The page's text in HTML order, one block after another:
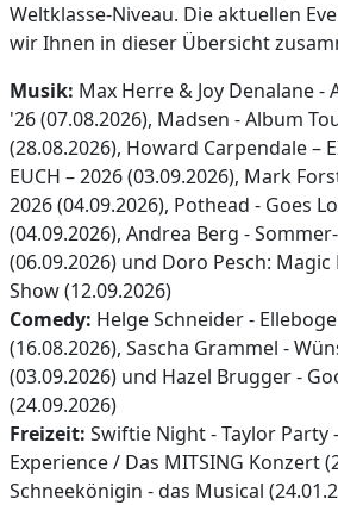
Weltklasse-Niveau. Die aktuellen
wir Ihnen in dieser Übersicht
Musik: Max Herre & Joy Denalane -
'26 (07.08.2026), Madsen - Album
(28.08.2026), Howard Carpendale –
EUCH – 2026 (03.09.2026), Mark
2026 (04.09.2026), Pothead - Goes
(04.09.2026), Andrea Berg -
(06.09.2026) und Doro Pesch:
Show (12.09.2026)
Comedy: Helge Schneider -
(16.08.2026), Sascha Grammel -
(03.09.2026) und Hazel Brugger -
(24.09.2026)
Freizeit: Swiftie Night - Taylor Party
Experience / Das MITSING Konzert
Schneekönigin - das Musical